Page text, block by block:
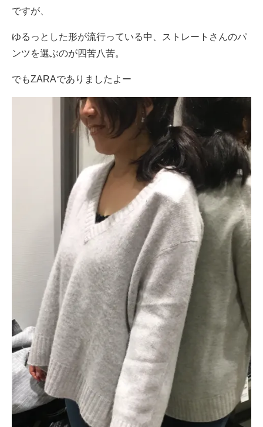
ですが、
ゆるっとした形が流行っている中、ストレートさんのパ
ンツを選ぶのが四苦八苦。
でもZARAでありましたよー